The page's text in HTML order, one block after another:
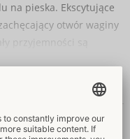
na pieska. Ekscytujące
otwór waginy
przyjemności są
ono, że przezroczysty
to intymne